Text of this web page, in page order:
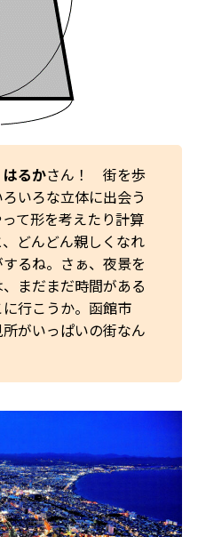
はるかさん！ 街を歩
いろな立体に出会う
て形を考えたり計算
どんどん親しくなれ
るね。さぁ、夜景を
まだまだ時間がある
行こうか。函館市
がいっぱいの街なん